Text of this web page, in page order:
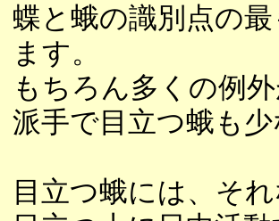
蝶と蛾の識別点の
ます。
もちろん多くの例
派手で目立つ蛾も
目立つ蛾には、そ